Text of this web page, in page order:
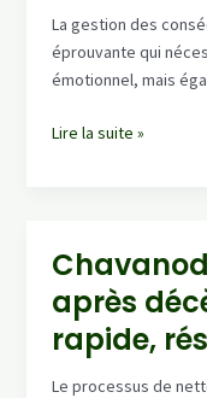
La gestion des
éprouvante qui
émotionnel, mais
Nettoyage
–
entreprise
spécialisée,
discrétion
garantie
Lire la suite »
après
rapide,
Le processus de